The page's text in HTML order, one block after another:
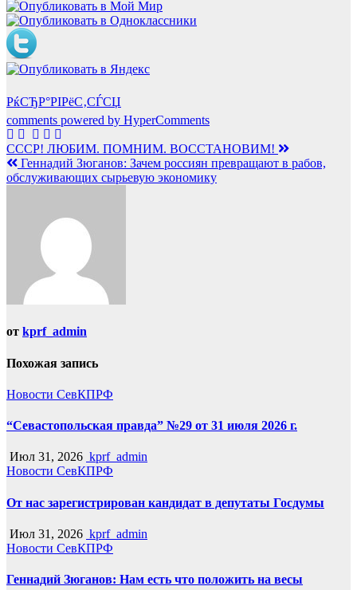
РќСЂР°РІРёС‚СЃСЏ
comments powered by HyperComments
Навигация
по
СССР! ЛЮБИМ. ПОМНИМ. ВОССТАНОВИМ!
Геннадий Зюганов: Зачем россиян превращают в рабов,
обслуживающих сырьевую экономику
от kprf_admin
Похожая запись
Новости СевКПРФ
“Севастопольская правда” №29 от 31 июля 2026 г.
Июл 31, 2026 kprf_admin
Новости СевКПРФ
От нас зарегистрирован кандидат в депутаты Госдумы
Июл 31, 2026 kprf_admin
Новости СевКПРФ
Геннадий Зюганов: Нам есть что положить на весы